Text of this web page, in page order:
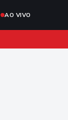
AO VIVO